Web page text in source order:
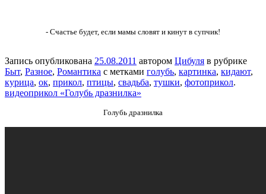
- Счастье будет, если мамы словят и кинут в супчик!
Запись опубликована 25.08.2011 автором Цибуля в рубрике
Быт, Разное, Романтика с метками голубь, картинка, кидают,
курица, ок, прикол, птицы, свадьба, тушки, фотоприкол.
видеоприкол «Голубь дразнилка»
Голубь дразнилка